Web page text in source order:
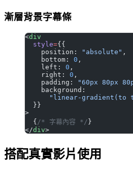
漸層背景字幕條
<div
  style
={{
    position:
"absolute" ,
    bottom:
0 ,
    left:
0 ,
    right:
0 ,
    padding:
"60px 80px
    background:
"linear-gradient(to
  }}
>
  {
/* 字幕內容 */ }
</div>
搭配真實影片使用